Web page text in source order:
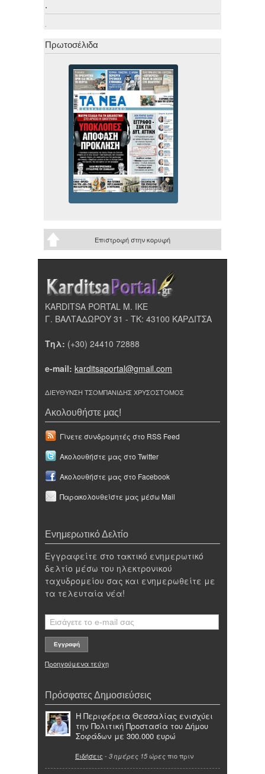
.
.
Πρωτοσέλιδα
Επιστροφή στην κορυφή
KARDITSA PORTAL Μ. ΙΚΕ
Γ. ΒΑΛΤΑΔΩΡΟΥ 31 - ΤΚ: 43100 ΚΑΡΔΙΤΣΑ
Τηλ: (+30) 24410 72888
e-mail: karditsaportal@gmail.com
ΔΙΕΥΘΥΝΣΗ ΤΣΟΜΠΑΝΙΔΗΣ ΧΡΥΣΟΣΤΟΜΟΣ
Ακολουθήστε μας!
Γίνετε συνδρομητές στο RSS Feed
Ακολουθήστε μας στο Twitter
Ακολουθήστε μας στο Facebook
Παρακολουθείστε μας μέσω Mail
Ενημερωτικό Δελτίο
Εγγραφείτε στο τακτικό ενημερωτικό
δελτίο μέσω του ηλεκτρονικού
ταχυδρομείου σας και ενημερωθείτε με
τα τελευταία νέα!
Προηγούμενα τεύχη
Πρόσφατες Δημοσιεύσεις
Η Περιφέρεια Θεσσαλίας ενισχύει
την Πολιτική Προστασία του Δήμου
Σοφάδων με 300.000 ευρώ
Ειδήσεις - 3 ημέρες 15 ώρες πιο πριν